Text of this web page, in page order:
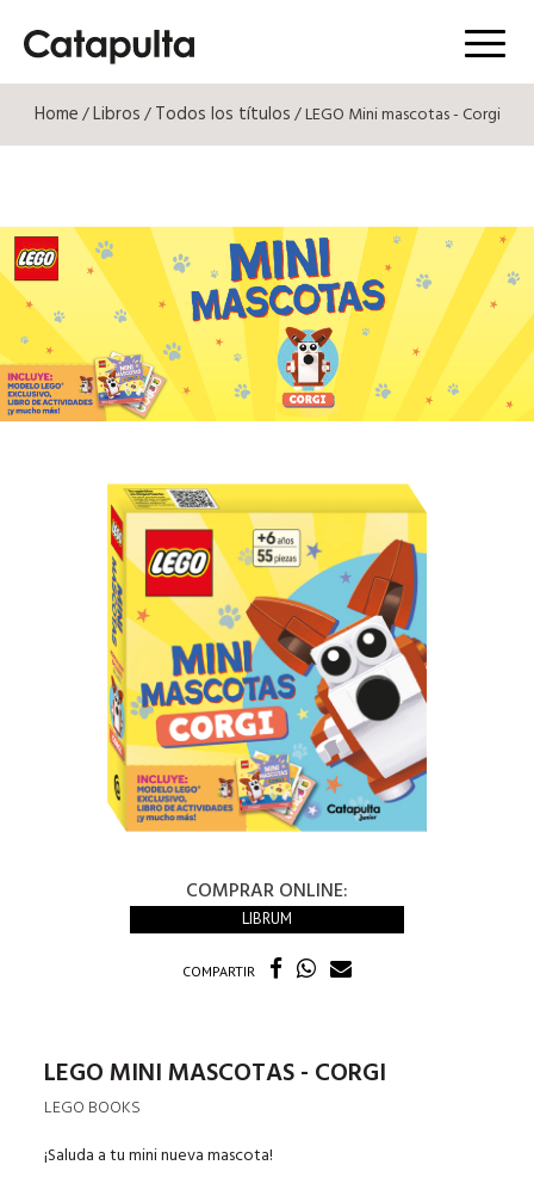
Menú
Home/Libros/Todos los títulos/ LEGO Mini mascotas - Corgi
COMPRAR ONLINE:
LIBRUM
COMPARTIR
LEGO MINI MASCOTAS - CORGI
LEGO BOOKS
¡Saluda a tu mini nueva mascota!